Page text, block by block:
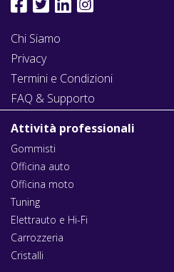
Chi Siamo
Privacy
Termini e Condizioni
FAQ & Supporto
Attività professionali
Gommisti
Officina auto
Officina moto
Tuning
Elettrauto e Hi-Fi
Carrozzeria
Cristalli